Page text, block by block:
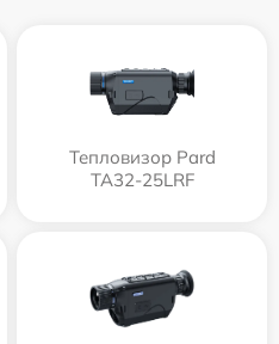
Тепловизор Pard
TA32-25LRF